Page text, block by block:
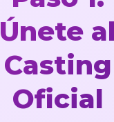
Únete al
Casting
Oficial